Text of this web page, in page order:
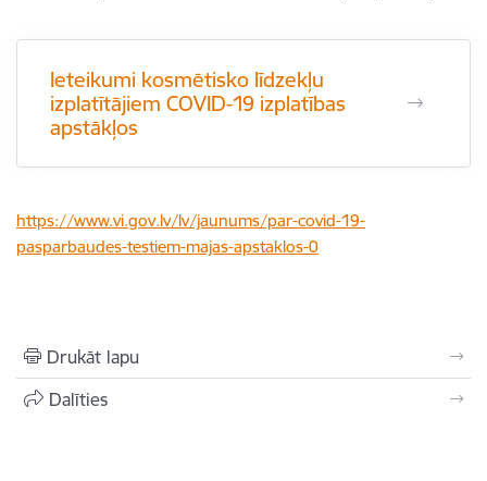
Ieteikumi kosmētisko līdzekļu
izplatītājiem COVID-19 izplatības
apstākļos
https://www.vi.gov.lv/lv/jaunums/par-covid-19-
pasparbaudes-testiem-majas-apstaklos-0
Drukāt lapu
Dalīties